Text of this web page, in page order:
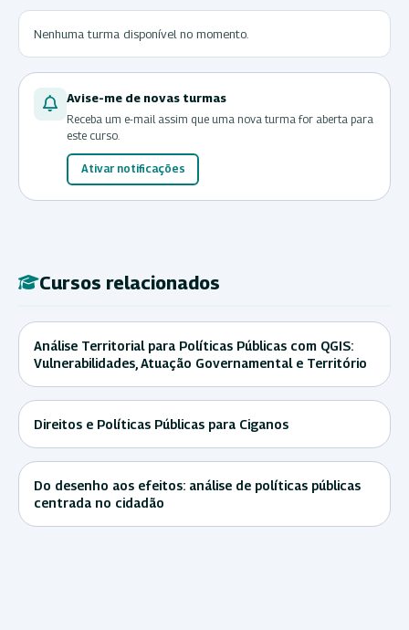
Nenhuma turma disponível no momento.
Avise-me de novas turmas
Receba um e-mail assim que uma nova turma for aberta para
este curso.
Ativar notificações
Cursos relacionados
Análise Territorial para Políticas Públicas com QGIS:
Vulnerabilidades, Atuação Governamental e Território
Direitos e Políticas Públicas para Ciganos
Do desenho aos efeitos: análise de políticas públicas
centrada no cidadão